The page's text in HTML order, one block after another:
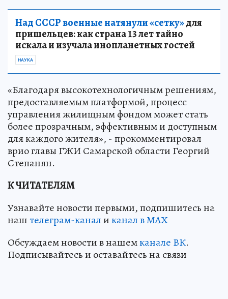
Над СССР военные натянули «сетку»для
пришельцев: как страна 13 лет тайно
искала и изучала инопланетных гостей
НАУКА
«Благодаря высокотехнологичным решениям,
предоставляемым платформой, процесс
управления жилищным фондом может стать
более прозрачным, эффективным и доступным
для каждого жителя», - прокомментировал
врио главы ГЖИ Самарской области Георгий
Степанян.
К ЧИТАТЕЛЯМ
Узнавайте новости первыми, подпишитесь на
наштелеграм-каналиканал в МАХ
Обсуждаем новости в нашемканале ВК.
Подписывайтесь и оставайтесь на связи